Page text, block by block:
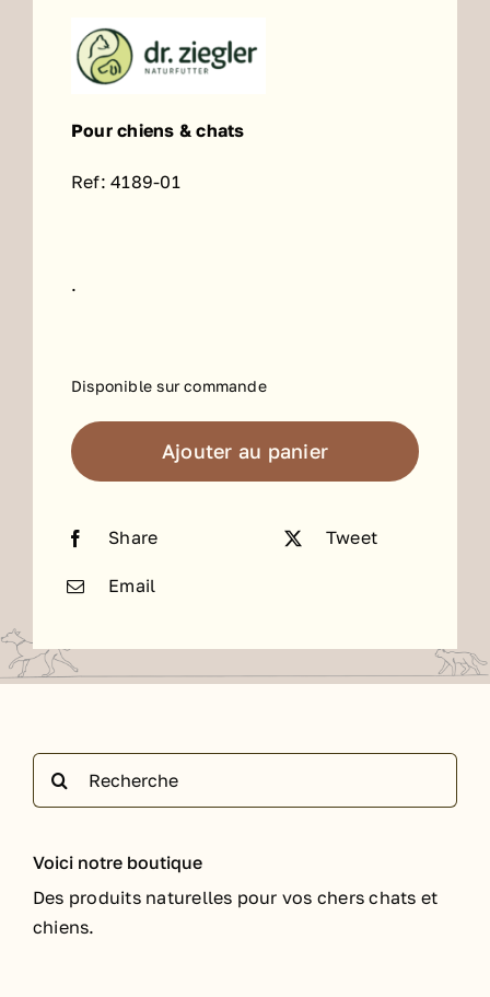
Pour chiens & chats
Ref: 4189-01
.
Disponible sur commande
Ajouter au panier
Share Tweet
Email
Rechercher:
Voici notre boutique
Des produits naturelles pour vos chers chats et
chiens.